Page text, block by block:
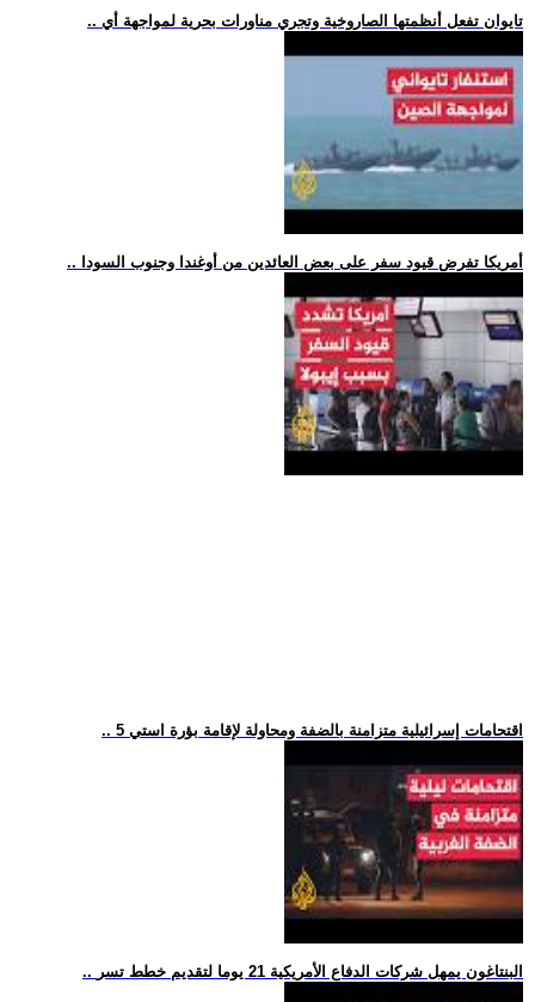
.. تايوان تفعل أنظمتها الصاروخية وتجري مناورات بحرية لمواجهة أي
.. أمريكا تفرض قيود سفر على بعض العائدين من أوغندا وجنوب السودا
.. 5 اقتحامات إسرائيلية متزامنة بالضفة ومحاولة لإقامة بؤرة استي
.. البنتاغون يمهل شركات الدفاع الأمريكية 21 يوما لتقديم خطط تسر